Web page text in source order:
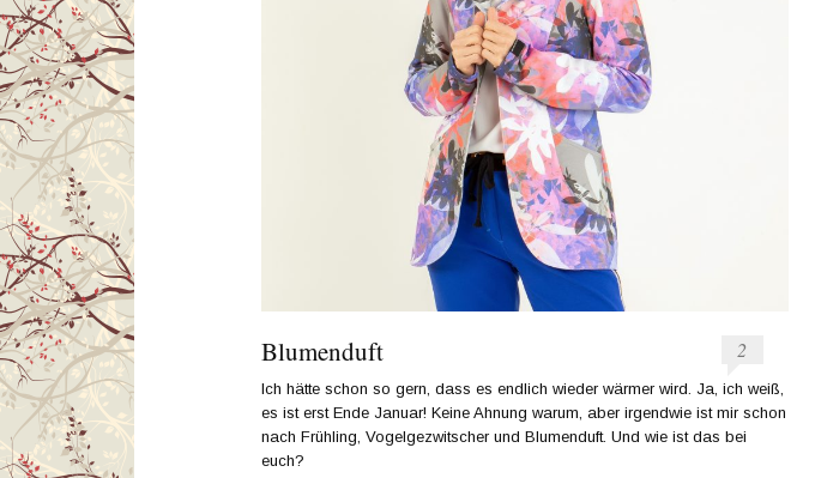
Blumenduft 2
Ich hätte schon so gern, dass es endlich wieder wärmer wird. Ja, ich weiß,
es ist erst Ende Januar! Keine Ahnung warum, aber irgendwie ist mir schon
nach Frühling, Vogelgezwitscher und Blumenduft. Und wie ist das bei
euch?